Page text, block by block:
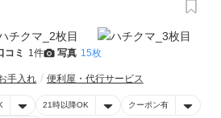
コミ 1件 写真 15枚
手入れ 便利屋・代行サービス
21時以降OK クーポン有